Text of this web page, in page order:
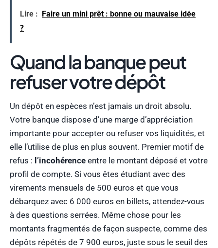
Lire : Faire un mini prêt : bonne ou mauvaise idée
?
Quand la banque peut
refuser votre dépôt
Un dépôt en espèces n’est jamais un droit absolu.
Votre banque dispose d’une marge d’appréciation
importante pour accepter ou refuser vos liquidités, et
elle l’utilise de plus en plus souvent. Premier motif de
refus : l’incohérence entre le montant déposé et votre
profil de compte. Si vous êtes étudiant avec des
virements mensuels de 500 euros et que vous
débarquez avec 6 000 euros en billets, attendez-vous
à des questions serrées. Même chose pour les
montants fragmentés de façon suspecte, comme des
dépôts répétés de 7 900 euros, juste sous le seuil des